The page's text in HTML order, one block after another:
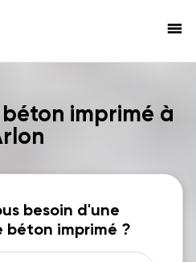
menu
imprimé à
besoin d'une
béton imprimé ?